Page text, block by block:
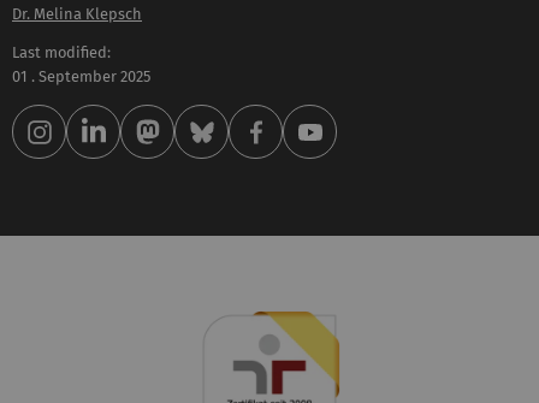
Dr. Melina Klepsch
Last modified:
01 . September 2025